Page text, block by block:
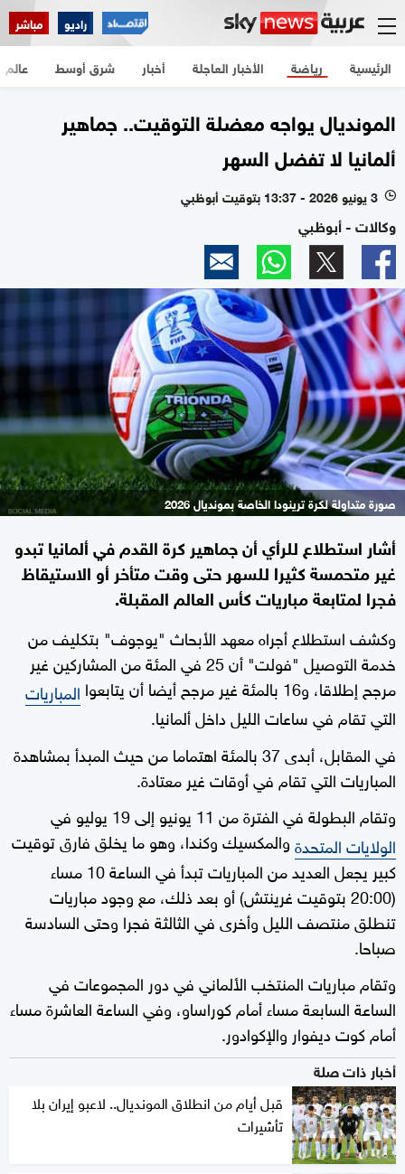
راديو مباشر
الرئيسية الأخبار العاجلة أخبار شرق أوسط عالم رياضة
المونديال يواجه معضلة التوقيت.. جماهير
ألمانيا لا تفضل السهر
l 3 يونيو 2026 - 13:37 بتوقيت أبوظبي
وكالات - أبوظبي
صورة متداولة لكرة ترينودا الخاصة بمونديال 2026
أشار استطلاع للرأي أن جماهير كرة القدم في ألمانيا تبدو
غير متحمسة كثيرا للسهر حتى وقت متأخر أو الاستيقاظ
فجرا لمتابعة مباريات كأس العالم المقبلة.
وكشف استطلاع أجراه معهد الأبحاث "يوجوف" بتكليف من
خدمة التوصيل "فولت" أن 25 في المئة من المشاركين غير
مرجح إطلاقا، و16 بالمئة غير مرجح أيضا أن يتابعوا
المباريات
التي تقام في ساعات الليل داخل ألمانيا.
في المقابل، أبدى 37 بالمئة اهتماما من حيث المبدأ بمشاهدة
المباريات التي تقام في أوقات غير معتادة.
وتقام البطولة في الفترة من 11 يونيو إلى 19 يوليو في
الولايات المتحدةوالمكسيك وكندا، وهو ما يخلق فارق توقيت
كبير يجعل العديد من المباريات تبدأ في الساعة 10 مساء
(20:00 بتوقيت غرينتش) أو بعد ذلك، مع وجود مباريات
تنطلق منتصف الليل وأخرى في الثالثة فجرا وحتى السادسة
صباحا.
وتقام مباريات المنتخب الألماني في دور المجموعات في
الساعة السابعة مساء أمام كوراساو، وفي الساعة العاشرة مساء
أمام كوت ديفوار والإكوادور.
أخبار ذات صلة
قبل أيام من انطلاق المونديال.. لاعبو إيران بلا
تأشيرات